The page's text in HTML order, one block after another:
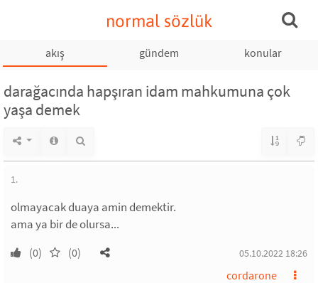
normal sözlük
akış gündem konular
darağacında hapşıran idam mahkumuna çok
yaşa demek
1.
olmayacak duaya amin demektir.
ama ya bir de olursa...
(0) (0) 05.10.2022 18:26
cordarone